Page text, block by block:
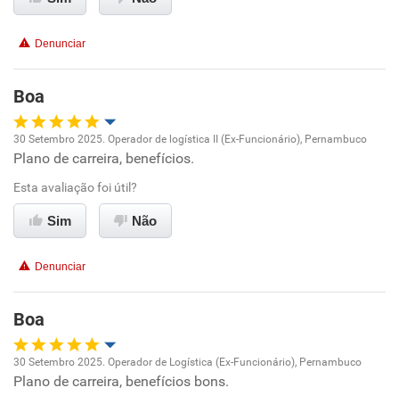
Benefícios
Recomenda esta empresa
Recomenda a diretoria
Denunciar
Boa
Oportunidade de promoção
Ambiente de trabalho
Benefícios
Recomenda esta empresa
Recomenda a diretoria
30 Setembro 2025. Operador de logística II (Ex-Funcionário), Pernambuco
Plano de carreira, benefícios.
Esta avaliação foi útil?
Sim Não
Denunciar
Boa
Oportunidade de promoção
30 Setembro 2025. Operador de Logística (Ex-Funcionário), Pernambuco
Plano de carreira, benefícios bons.